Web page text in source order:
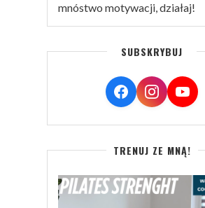
mnóstwo motywacji, działaj!
SUBSKRYBUJ
TRENUJ ZE MNĄ!